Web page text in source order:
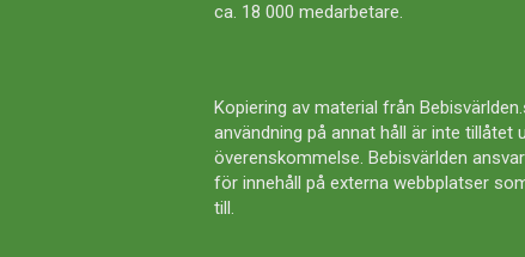
ca. 18 000 medarbetare.
Kopiering av material från
användning på annat håll är inte tillåtet
överenskommelse. Bebisvärlden
för innehåll på externa webbplatser
till.